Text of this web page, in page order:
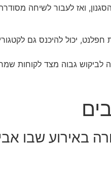
ואז לעבור לשיחה
יכול להיכנס גם
לביקוש גבוה מצד לקוחות
באירוע שבו